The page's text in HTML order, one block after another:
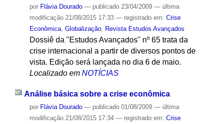
por Flávia Dourado — publicado23/04/2009 — última
modificação21/08/2015 17:33 — registrado em: Crise
Econômica, Globalização, Revista Estudos Avançados
Dossiê da "Estudos Avançados" nº 65 trata da
crise internacional a partir de diversos pontos de
vista. Edição será lançada no dia 6 de maio.
Localizado em NOTÍCIAS
Análise básica sobre a crise econômica
por Flávia Dourado — publicado01/08/2009 — última
modificação21/08/2015 17:34 — registrado em: Crise